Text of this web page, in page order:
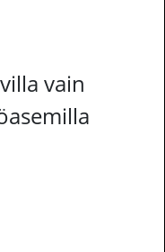
vain